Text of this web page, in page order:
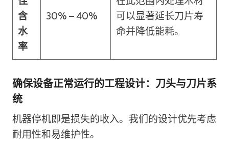
含
水
率
30% – 40%
可以显著延长刀片寿
命并降低能耗。
确保设备正常运行的工程设计：刀头与刀片系
统
机器停机即是损失的收入。我们的设计优先考虑
耐用性和易维护性。